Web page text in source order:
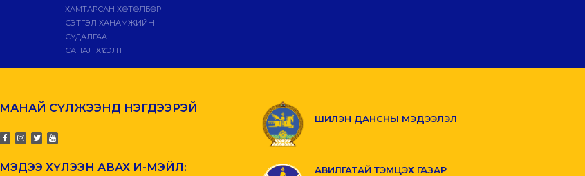
ХАМТАРСАН ХӨТӨЛБӨР
СЭТГЭЛ ХАНАМЖИЙН
СУДАЛГАА
САНАЛ ХҮСЭЛТ
МАНАЙ СҮЛЖЭЭНД НЭГДЭЭРЭЙ
МЭДЭЭ ХҮЛЭЭН АВАХ И-МЭЙЛ:
ШИЛЭН ДАНСНЫ МЭДЭЭЛЭЛ
АВИЛГАТАЙ ТЭМЦЭХ ГАЗАР